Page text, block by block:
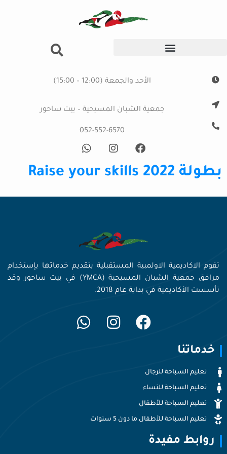
الأحد والجمعة (12:00 – 15:00)
جمعية الشبان المسيحية – بيت ساحور
052-552-6570
بطولة Raise your skills 2022
تقوم الاكاديمية الاولمبية المستقبلية بتقديم خدماتها بإستخدام
مرافق جمعية الشبان المسيحية (YMCA) في بيت ساحور وقد
تأسست الأكاديمية في بداية عام 2018.
خدماتنا
تعليم السباحة للرجال
تعليم السباحة للنساء
تعليم السباحة للأطفال
تعليم السباحة للأطفال ما دون 5 سنوات
روابط مفيدة